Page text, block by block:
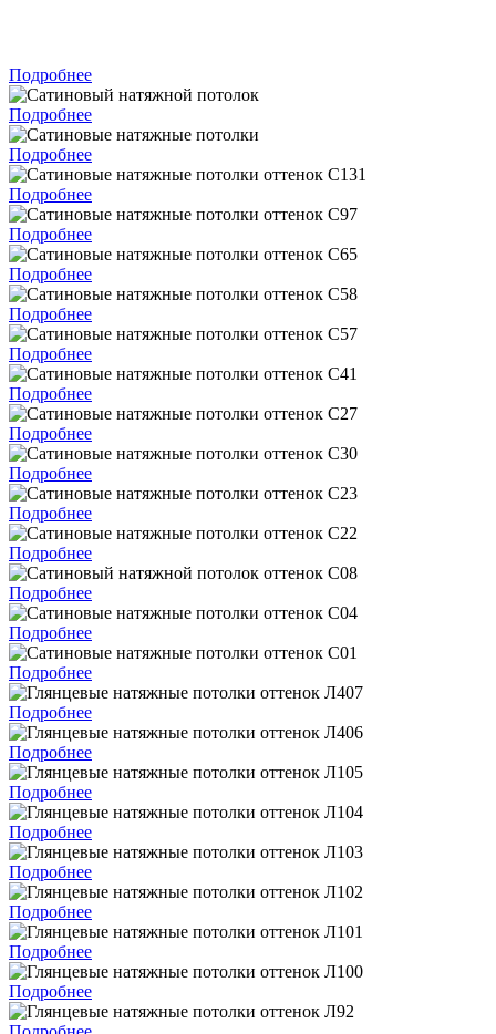
Подробнее
Подробнее
Подробнее
Подробнее
Подробнее
Подробнее
Подробнее
Подробнее
Подробнее
Подробнее
Подробнее
Подробнее
Подробнее
Подробнее
Подробнее
Подробнее
Подробнее
Подробнее
Подробнее
Подробнее
Подробнее
Подробнее
Подробнее
Подробнее